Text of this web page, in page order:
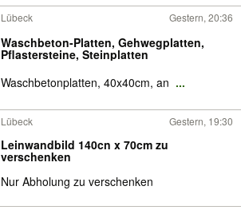
Lübeck Gestern, 20:36
Waschbeton-Platten, Gehwegplatten,
Pflastersteine, Steinplatten
Waschbetonplatten, 40x40cm, an ...
Lübeck Gestern, 19:30
Leinwandbild 140cn x 70cm zu
verschenken
Nur Abholung zu verschenken